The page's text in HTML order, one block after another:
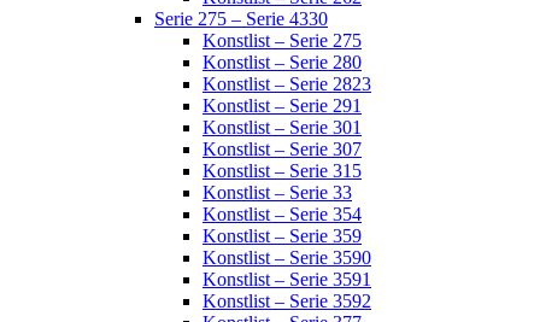
Serie 275 – Serie 4330
Konstlist – Serie 275
Konstlist – Serie 280
Konstlist – Serie 2823
Konstlist – Serie 291
Konstlist – Serie 301
Konstlist – Serie 307
Konstlist – Serie 315
Konstlist – Serie 33
Konstlist – Serie 354
Konstlist – Serie 359
Konstlist – Serie 3590
Konstlist – Serie 3591
Konstlist – Serie 3592